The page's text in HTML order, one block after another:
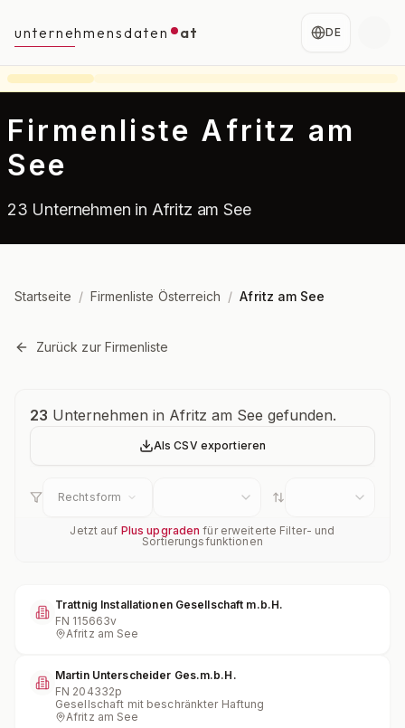
unternehmensdaten at DE
Firmenliste Afritz am
See
23 Unternehmen in Afritz am See
Startseite / Firmenliste Österreich / Afritz am See
Zurück zur Firmenliste
Unternehmensübersicht
23 Unternehmen in Afritz am See gefunden.
Als CSV exportieren
Rechtsform
Jetzt auf Plus upgraden für erweiterte Filter- und
Sortierungsfunktionen
Trattnig Installationen Gesellschaft m.b.H.
FN 115663v
Afritz am See
Martin Unterscheider Ges.m.b.H.
FN 204332p
Gesellschaft mit beschränkter Haftung
Afritz am See